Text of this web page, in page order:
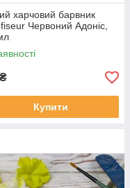
харчовий барвник
Червоний Адоніс,
₴
Купити